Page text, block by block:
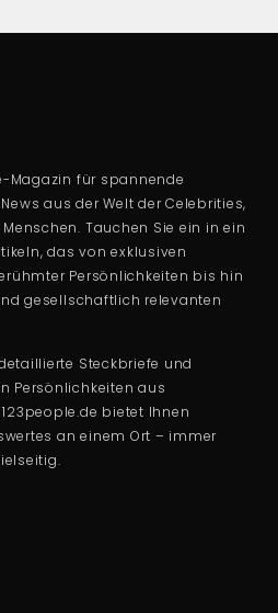
Magazin für spannende
aus der Welt der Celebrities,
Tauchen Sie ein in ein
das von exklusiven
Persönlichkeiten bis hin
gesellschaftlich relevanten
Steckbriefe und
Persönlichkeiten aus
bietet Ihnen
an einem Ort – immer